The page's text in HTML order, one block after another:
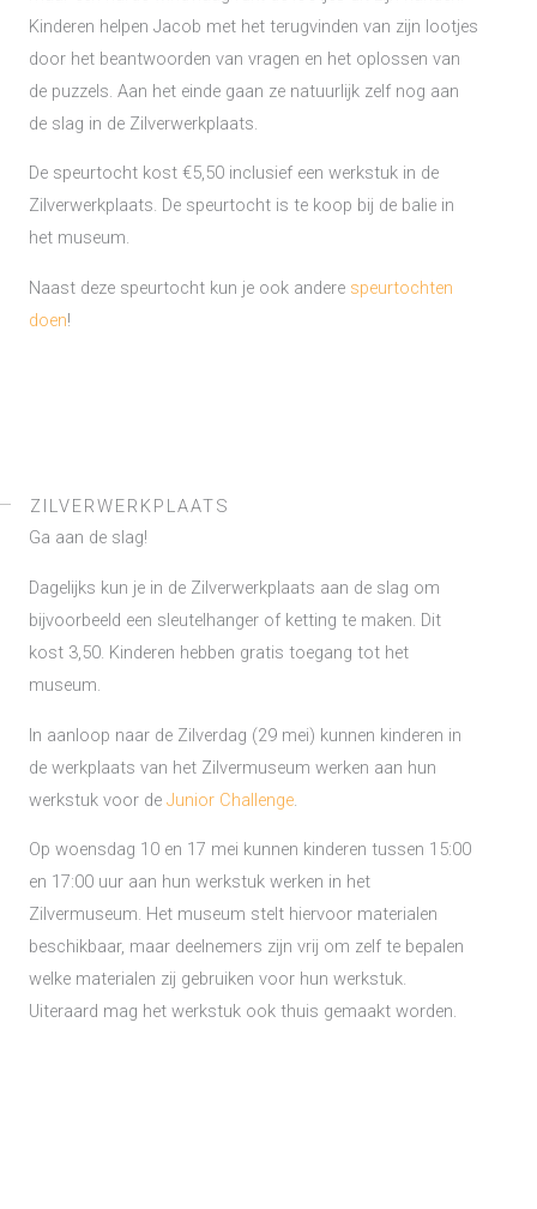
Kinderen helpen Jacob met het terugvinden van zijn lootjes
door het beantwoorden van vragen en het oplossen van
de puzzels. Aan het einde gaan ze natuurlijk zelf nog aan
de slag in de Zilverwerkplaats.
De speurtocht kost €5,50 inclusief een werkstuk in de
Zilverwerkplaats. De speurtocht is te koop bij de balie in
het museum.
Naast deze speurtocht kun je ook andere speurtochten
doen!
ZILVERWERKPLAATS
Ga aan de slag!
Dagelijks kun je in de Zilverwerkplaats aan de slag om
bijvoorbeeld een sleutelhanger of ketting te maken. Dit
kost 3,50. Kinderen hebben gratis toegang tot het
museum.
In aanloop naar de Zilverdag (29 mei) kunnen kinderen in
de werkplaats van het Zilvermuseum werken aan hun
werkstuk voor de Junior Challenge.
Op woensdag 10 en 17 mei kunnen kinderen tussen 15:00
en 17:00 uur aan hun werkstuk werken in het
Zilvermuseum. Het museum stelt hiervoor materialen
beschikbaar, maar deelnemers zijn vrij om zelf te bepalen
welke materialen zij gebruiken voor hun werkstuk.
Uiteraard mag het werkstuk ook thuis gemaakt worden.